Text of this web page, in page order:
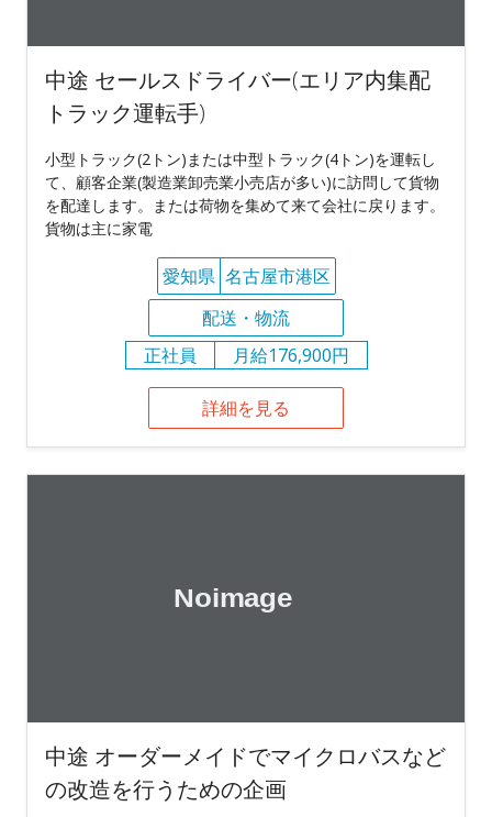
中途 セールスドライバー(エリア内集配
トラック運転手)
⼩型トラック(2トン)または中型トラック(4トン)を運転し
て、顧客企業(製造業卸売業小売店が多い)に訪問して貨物
を配達します。または荷物を集めて来て会社に戻ります。
貨物は主に家電
愛知県 名古屋市港区
配送・物流
正社員
月給176,900円
詳細を見る
中途 オーダーメイドでマイクロバスなど
の改造を行うための企画